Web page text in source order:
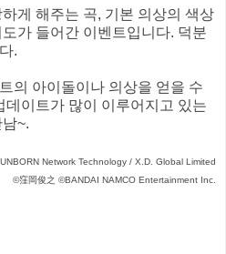
게 해주는 곡, 기본 의상의 색상
가 들어간 이벤트입니다. 덕분
.
의 아이돌이나 의상을 얻을 수
데이트가 많이 이루어지고 있는
~.
Network Technology / X.D. Global Limited
©窪岡俊之 ©BANDAI NAMCO Entertainment Inc.